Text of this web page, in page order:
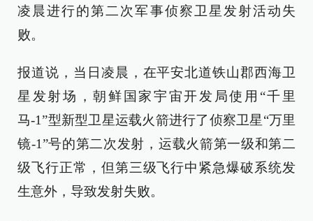
凌晨进行的第二次军事侦察卫星发射活动失
败。
报道说，当日凌晨，在平安北道铁山郡西海卫
星发射场，朝鲜国家宇宙开发局使用“千里
马-1”型新型卫星运载火箭进行了侦察卫星“万里
镜-1”号的第二次发射，运载火箭第一级和第二
级飞行正常，但第三级飞行中紧急爆破系统发
生意外，导致发射失败。